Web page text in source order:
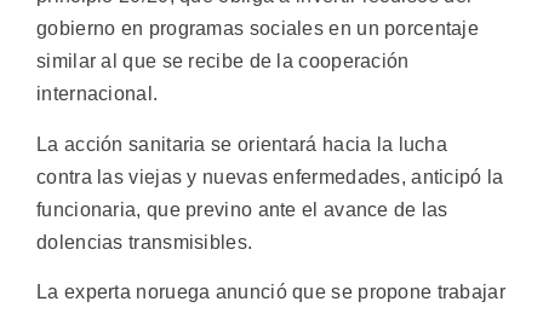
gobierno en programas sociales en un porcentaje
similar al que se recibe de la cooperación
internacional.
La acción sanitaria se orientará hacia la lucha
contra las viejas y nuevas enfermedades, anticipó la
funcionaria, que previno ante el avance de las
dolencias transmisibles.
La experta noruega anunció que se propone trabajar